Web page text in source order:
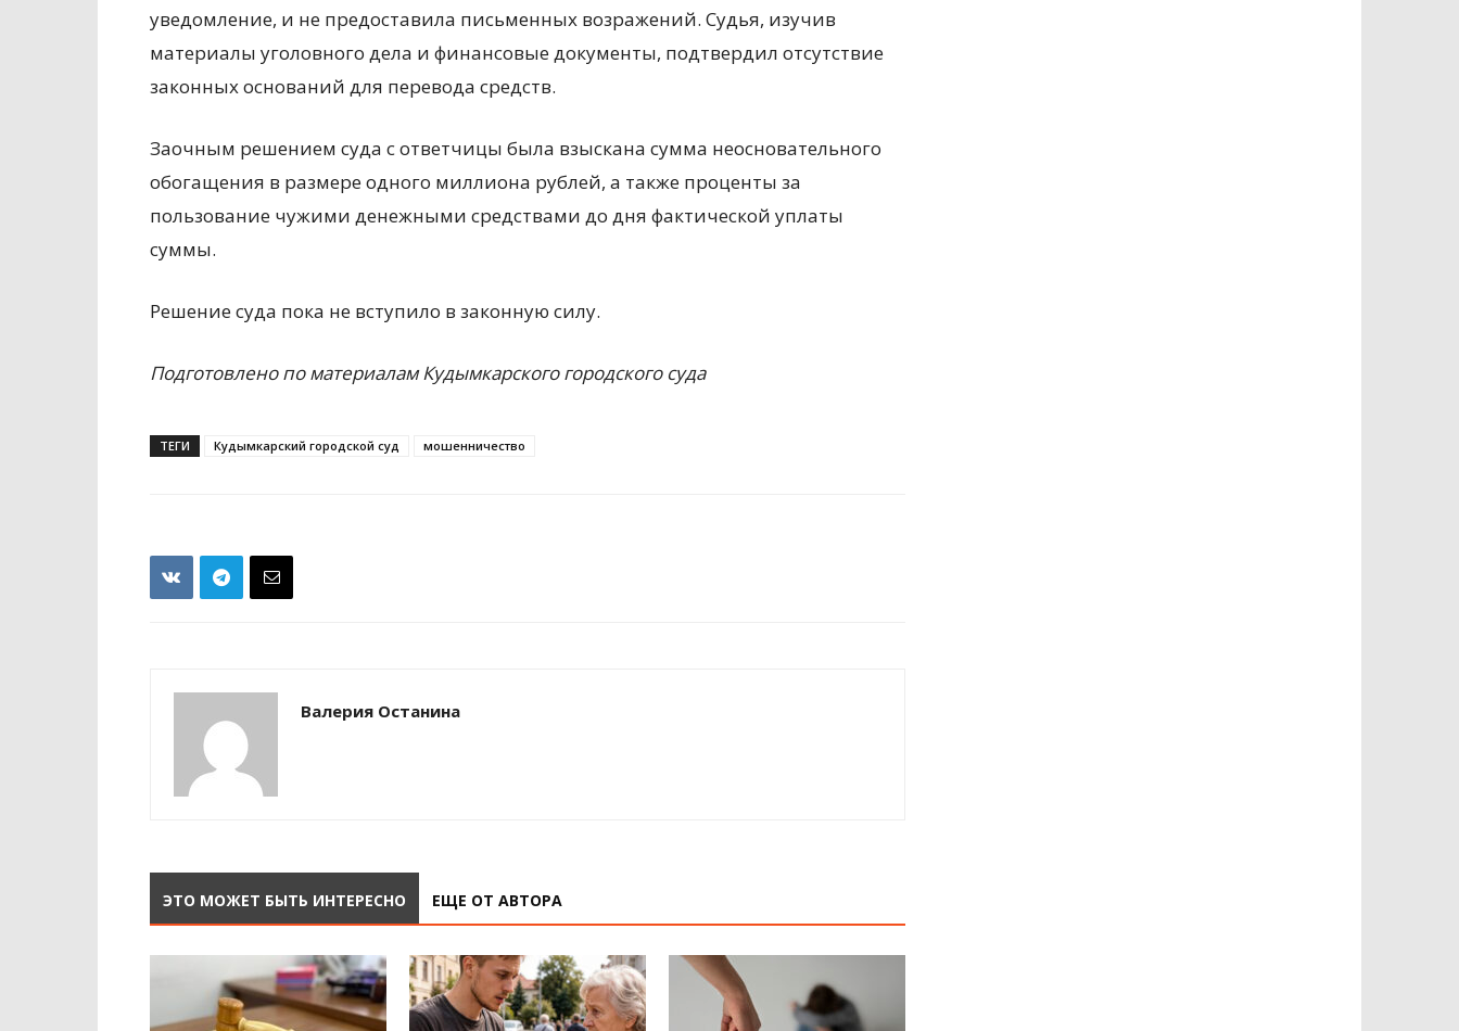
уведомление, и не предоставила письменных возражений. Судья, изучив
материалы уголовного дела и финансовые документы, подтвердил отсутствие
законных оснований для перевода средств.
Заочным решением суда с ответчицы была взыскана сумма неосновательного
обогащения в размере одного миллиона рублей, а также проценты за
пользование чужими денежными средствами до дня фактической уплаты
суммы.
Решение суда пока не вступило в законную силу.
Подготовлено по материалам Кудымкарского городского суда
ТЕГИ Кудымкарский городской суд мошенничество
Валерия Останина
ЭТО МОЖЕТ БЫТЬ ИНТЕРЕСНО ЕЩЕ ОТ АВТОРА